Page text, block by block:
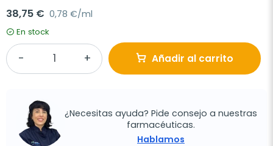
38,75 € 0,78 €/ml
En stock
Añadir al carrito
¿Necesitas ayuda? Pide consejo a nuestras
farmacéuticas.
Hablamos